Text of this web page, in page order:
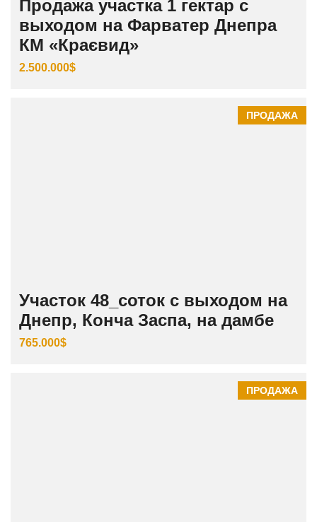
Продажа участка 1 гектар с
выходом на Фарватер Днепра
КМ «Краєвид»
2.500.000$
ПРОДАЖА
Участок 48_соток с выходом на
Днепр, Конча Заспа, на дамбе
765.000$
ПРОДАЖА